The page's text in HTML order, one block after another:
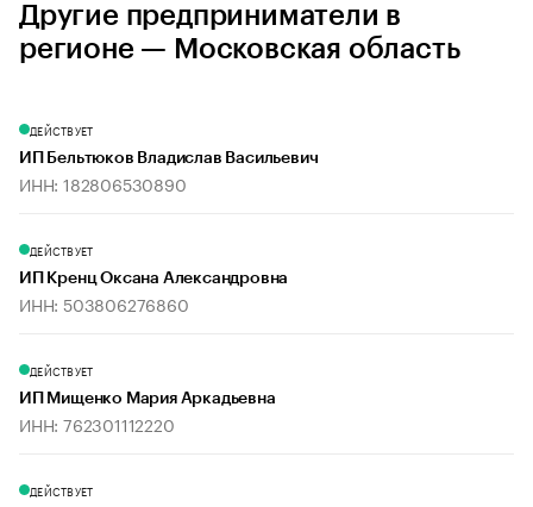
Другие предприниматели в
регионе — Московская область
ДЕЙСТВУЕТ
ИП Бельтюков Владислав Васильевич
ИНН: 182806530890
ДЕЙСТВУЕТ
ИП Кренц Оксана Александровна
ИНН: 503806276860
ДЕЙСТВУЕТ
ИП Мищенко Мария Аркадьевна
ИНН: 762301112220
ДЕЙСТВУЕТ